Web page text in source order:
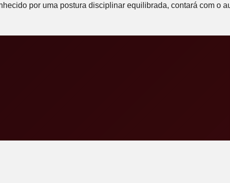
por uma postura disciplinar equilibrada, contará com o